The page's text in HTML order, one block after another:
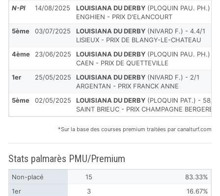
N-Pl
14/08/2025 LOUISIANA DU DERBY (PLOQUIN PAU. PH.) -
ENGHIEN - PRIX D'ELANCOURT
5ème
03/07/2025 LOUISIANA DU DERBY (NIVARD F.) - 4.4/1
LISIEUX - PRIX DE BLANGY-LE-CHATEAU
4ème
23/06/2025 LOUISIANA DU DERBY (PLOQUIN PAU. PH.) -
CAEN - PRIX DE QUETTEVILLE
1er
25/05/2025 LOUISIANA DU DERBY (NIVARD F.) - 2/1
ARGENTAN - PRIX FRANCK ANNE
5ème
02/05/2025 LOUISIANA DU DERBY (PLOQUIN PAT.) - 58/1
SAINT BRIEUC - PRIX CHAMPAGNE BERGERE
*Sur la base des courses premium traitées par canalturf.com
Stats palmarès PMU/Premium
Non-placé 15
83.33%
1er
3 16.67%